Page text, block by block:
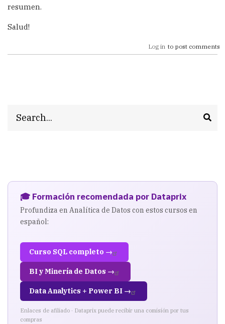
resumen.
Salud!
Log in to post comments
🎓 Formación recomendada por Dataprix
Profundiza en Analítica de Datos con estos cursos en
español:
Curso SQL completo →
BI y Minería de Datos →
Data Analytics + Power BI →
Enlaces de afiliado · Dataprix puede recibir una comisión por tus
compras